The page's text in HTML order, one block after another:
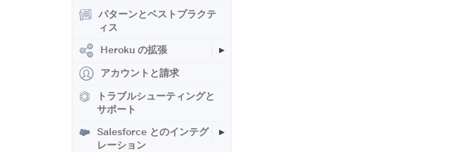
パターンとベストプラクテ
ィス
Heroku の拡張
アカウントと請求
トラブルシューティングと
サポート
Salesforce とのインテグ
レーション